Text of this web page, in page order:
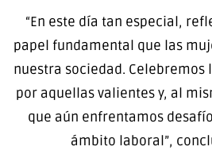
“En este día tan especial,
papel fundamental que las
nuestra sociedad. Celebremos
por aquellas valientes y, al
que aún enfrentamos
ámbito laboral”,